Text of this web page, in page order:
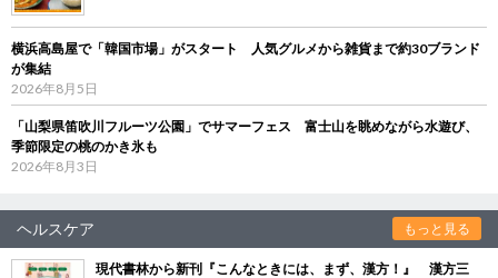
横浜高島屋で「韓国市場」がスタート 人気グルメから雑貨まで約30ブランド
が集結
2026年8月5日
「山梨県笛吹川フルーツ公園」でサマーフェス 富士山を眺めながら水遊び、
季節限定の桃のかき氷も
2026年8月3日
ヘルスケア もっと見る
現代書林から新刊『こんなときには、まず、漢方！』 漢方三